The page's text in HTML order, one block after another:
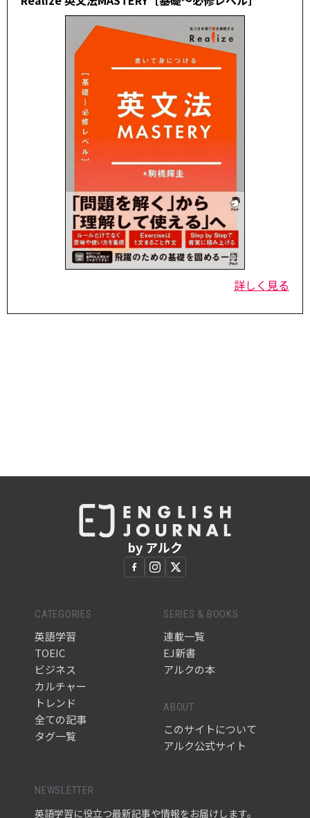
詳しく見る
by アルク
CATEGORIES
英語学習
TOEIC
ビジネス
カルチャー
トレンド
全ての記事
タグ一覧
SERIES & BOOKS
連載一覧
EJ新書
アルクの本
ABOUT
このサイトについて
アルク公式サイト
NEWSLETTER
英語学習に役立つ最新記事や情報をお届けします。